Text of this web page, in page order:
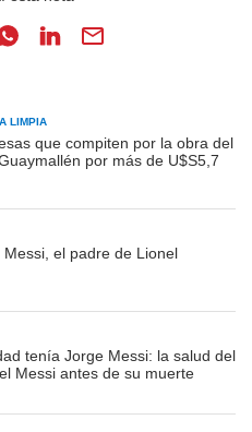
LIMPIA
que compiten por la obra del
por más de U$S5,7
Messi, el padre de Lionel
tenía Jorge Messi: la salud del
Messi antes de su muerte